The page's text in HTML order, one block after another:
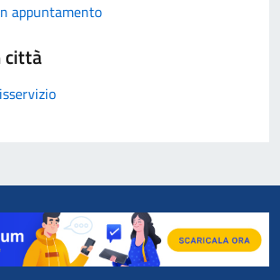
appuntamento
città